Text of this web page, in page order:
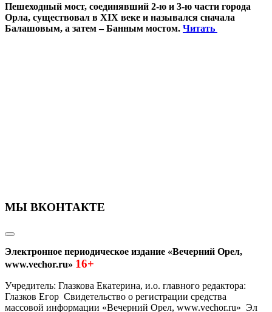
Пешеходный мост, соединявший 2-ю и 3-ю части города
Орла, существовал в XIX веке и назывался сначала
Балашовым, а затем – Банным мостом. Читать
МЫ ВКОНТАКТЕ
Электронное периодическое издание «Вечерний Орел,
www.vechor.ru» 16+
Учредитель: Глазкова Екатерина, и.о. главного редактора:
Глазков Егор Свидетельство о регистрации средства
массовой информации «Вечерний Орел, www.vechor.ru» Эл